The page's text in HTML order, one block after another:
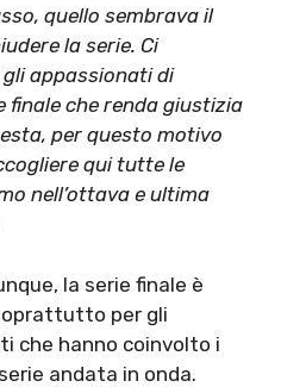
quello sembrava il
la serie. Ci
appassionati di
finale che renda giustizia
per questo motivo
qui tutte le
nell’ottava e ultima
la serie finale è
per gli
che hanno coinvolto i
andata in onda.